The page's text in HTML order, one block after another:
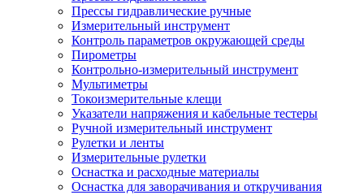
Прессы гидравлические ручные
Измерительный инструмент
Контроль параметров окружающей среды
Пирометры
Контрольно-измерительный инструмент
Мультиметры
Токоизмерительные клещи
Указатели напряжения и кабельные тестеры
Ручной измерительный инструмент
Рулетки и ленты
Измерительные рулетки
Оснастка и расходные материалы
Оснастка для заворачивания и откручивания